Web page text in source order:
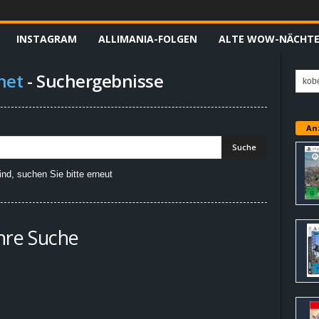
INSTAGRAM ALLIMANIA-FOLGEN ALTE WOW-NÄCHTE
- Suchergebnisse
suchen Sie bitte erneut
Suche